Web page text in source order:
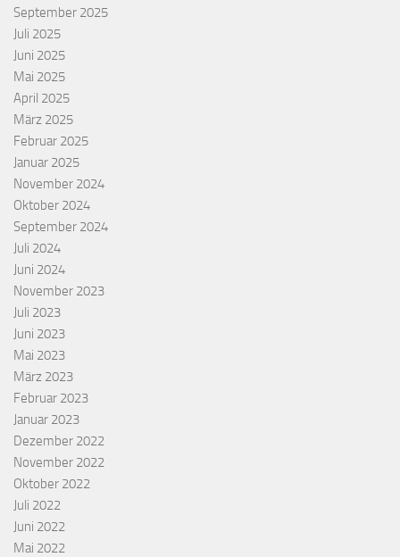
September 2025
Juli 2025
Juni 2025
Mai 2025
April 2025
März 2025
Februar 2025
Januar 2025
November 2024
Oktober 2024
September 2024
Juli 2024
Juni 2024
November 2023
Juli 2023
Juni 2023
Mai 2023
März 2023
Februar 2023
Januar 2023
Dezember 2022
November 2022
Oktober 2022
Juli 2022
Juni 2022
Mai 2022